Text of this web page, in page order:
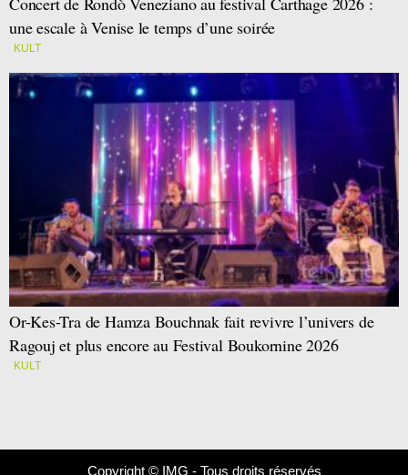
une escale à Venise le temps d’une soirée
KULT
Or-Kes-Tra de Hamza Bouchnak fait revivre l’univers de
Ragouj et plus encore au Festival Boukornine 2026
KULT
Copyright © IMG - Tous droits réservés